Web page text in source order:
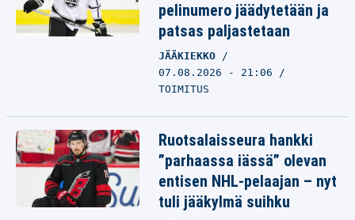
pelinumero jäädytetään ja
patsas paljastetaan
JÄÄKIEKKO
07.08.2026 - 21:06
TOIMITUS
Ruotsalaisseura hankki
”parhaassa iässä” olevan
entisen NHL-pelaajan – nyt
tuli jääkylmä suihku